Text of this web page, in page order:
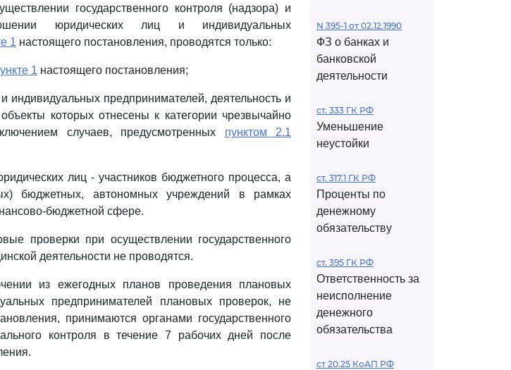
государственного контроля (надзора) и
юридических лиц и индивидуальных
1 настоящего постановления, проводятся только:
1 настоящего постановления;
индивидуальных предпринимателей, деятельность и
которых отнесены к категории чрезвычайно
случаев, предусмотренных пунктом 2.1
лиц - участников бюджетного процесса, а
бюджетных, автономных учреждений в рамках
бюджетной сфере.
проверки при осуществлении государственного
деятельности не проводятся.
из ежегодных планов проведения плановых
предпринимателей плановых проверок, не
принимаются органами государственного
контроля в течение 7 рабочих дней после
N 395-1 от 02.12.1990
ФЗ о банках и
банковской
деятельности
ст. 333 ГК РФ
Уменьшение
неустойки
ст. 317.1 ГК РФ
Проценты по
денежному
обязательству
ст. 395 ГК РФ
Ответственность за
неисполнение
денежного
обязательства
ст 20.25 КоАП РФ